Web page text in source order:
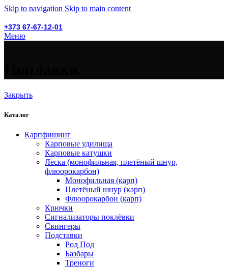
Skip to navigation Skip to main content
+373 67-67-12-01
Меню
Закрыть
Каталог
Карпфишинг
Карповые удилища
Карповые катушки
Леска (монофильная, плетёный шнур,
флюорокарбон)
Монофильная (карп)
Плетёный шнур (карп)
Флюорокарбон (карп)
Крючки
Сигнализаторы поклёвки
Свингеры
Подставки
Род Под
Базбары
Треноги